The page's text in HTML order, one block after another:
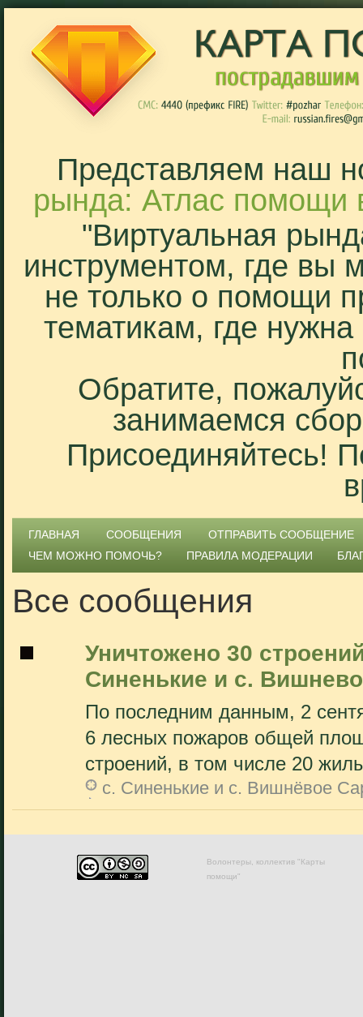
Представляем наш
рында: Атлас помощи
"Виртуальная
инструментом, где вы
не только о помощи
тематикам, где
Обратите,
занимаемся
Присоединяйтесь!
ГЛАВНАЯ СООБЩЕНИЯ
ОТПРАВИТЬ СООБЩЕНИЕ
ЧЕМ МОЖНО ПОМОЧЬ?
ПРАВИЛА МОДЕРАЦИИ
Все сообщения
Уничтожено 30
Синенькие и с.
По последним данным, 2
6 лесных пожаров общей
строений, в том числе 20
с. Синенькие и с. Вишнёвое
Волонтеры, коллектив "Карты
помощи"